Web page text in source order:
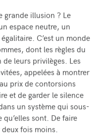
grande illusion ? Le
espace neutre, un
C’est un monde
dont les règles du
leurs privilèges. Les
appelées à montrer
prix de contorsions
et de garder le silence
un système qui sous-
qu’elles sont. De faire
fois moins.